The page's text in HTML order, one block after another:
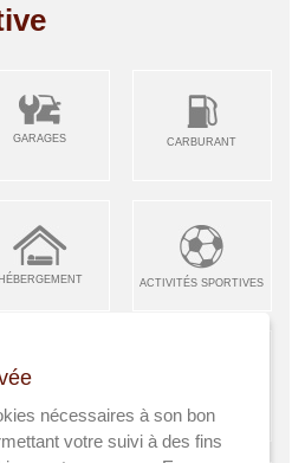
GARAGES CARBURANT
HÉBERGEMENT ACTIVITÉS SPORTIVES
CAFÉS ENFANCE JEUNESSE
nécessaires à son bon
votre suivi à des fins